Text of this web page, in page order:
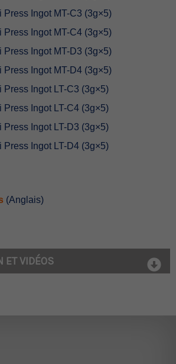
Press Ingot MT-C3 (3g×5)
Press Ingot MT-C4 (3g×5)
Press Ingot MT-D3 (3g×5)
Press Ingot MT-D4 (3g×5)
Press Ingot LT-C3 (3g×5)
Press Ingot LT-C4 (3g×5)
Press Ingot LT-D3 (3g×5)
Press Ingot LT-D4 (3g×5)
(Anglais)
ET VIDÉOS